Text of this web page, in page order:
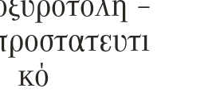
κό